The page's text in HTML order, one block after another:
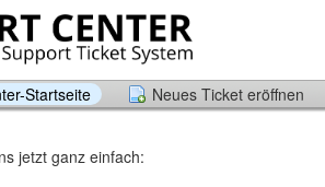
Startseite Neues Ticket eröffnen
jetzt ganz einfach: